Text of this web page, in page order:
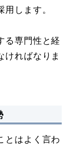
します。
る専門性と経
ければなりま
とはよく言わ